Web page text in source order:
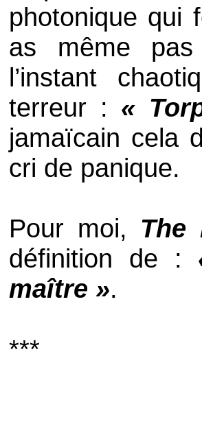
photonique qui
as même
l’instant
terreur : «
jamaïcain cela
cri de panique.
Pour moi, The
définition de :
maître ».
***